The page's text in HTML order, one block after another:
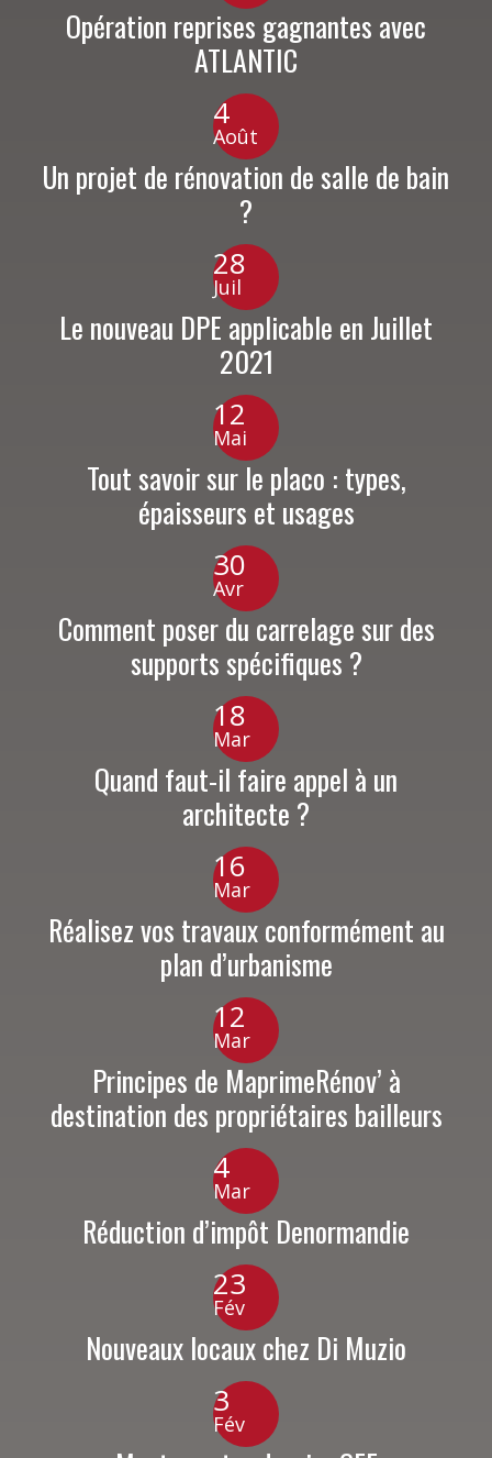
Opération reprises gagnantes avec
ATLANTIC
4
Août
Un projet de rénovation de salle de bain
?
28
Juil
Le nouveau DPE applicable en Juillet
2021
12
Mai
Tout savoir sur le placo : types,
épaisseurs et usages
30
Avr
Comment poser du carrelage sur des
supports spécifiques ?
18
Mar
Quand faut-il faire appel à un
architecte ?
16
Mar
Réalisez vos travaux conformément au
plan d’urbanisme
12
Mar
Principes de MaprimeRénov’ à
destination des propriétaires bailleurs
4
Mar
Réduction d’impôt Denormandie
23
Fév
Nouveaux locaux chez Di Muzio
3
Fév